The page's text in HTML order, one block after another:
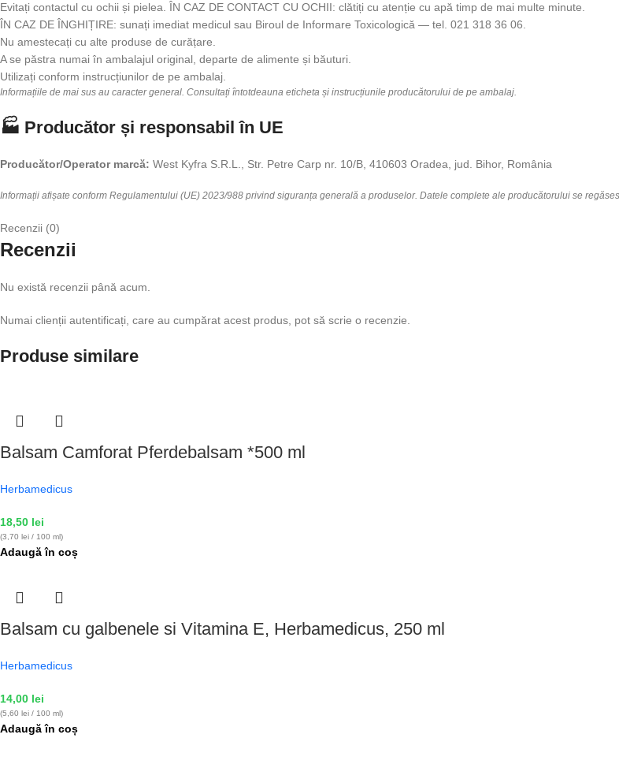
Evitați contactul cu ochii și pielea. ÎN CAZ DE CONTACT CU OCHII: clătiți cu atenție cu apă timp de mai multe minute.
ÎN CAZ DE ÎNGHIȚIRE: sunați imediat medicul sau Biroul de Informare Toxicologică — tel. 021 318 36 06.
Nu amestecați cu alte produse de curățare.
A se păstra numai în ambalajul original, departe de alimente și băuturi.
Utilizați conform instrucțiunilor de pe ambalaj.
Informațiile de mai sus au caracter general. Consultați întotdeauna eticheta și instrucțiunile producătorului de pe ambalaj.
🏭 Producător și responsabil în UE
Producător/Operator marcă: West Kyfra S.R.L., Str. Petre Carp nr. 10/B, 410603 Oradea, jud. Bihor, România
Informații afișate conform Regulamentului (UE) 2023/988 privind siguranța generală a produselor. Datele complete ale producătorului se
Recenzii (0)
Recenzii
Nu există recenzii până acum.
Numai clienții autentificați, care au cumpărat acest produs, pot să scrie o recenzie.
Produse similare
Balsam Camforat Pferdebalsam *500 ml
Herbamedicus
18,50 lei
(3,70 lei / 100 ml)
Adaugă în coș
Balsam cu galbenele si Vitamina E, Herbamedicus, 250 ml
Herbamedicus
14,00 lei
(5,60 lei / 100 ml)
Adaugă în coș